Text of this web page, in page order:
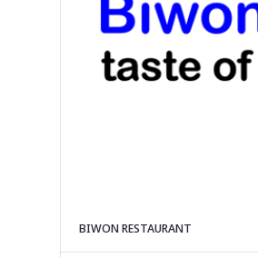
BIWON RESTAURANT